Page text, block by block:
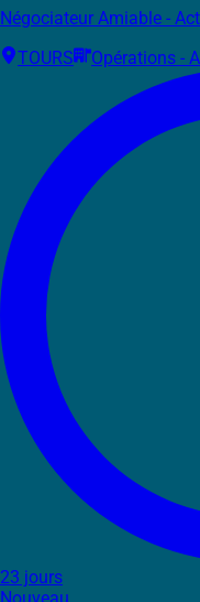
Négociateur Amiable -
TOURS
Opérations -
23 jours